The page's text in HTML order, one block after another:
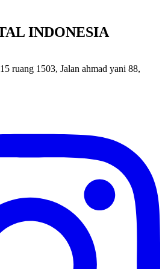
INDONESIA
ruang 1503, Jalan ahmad yani 88,